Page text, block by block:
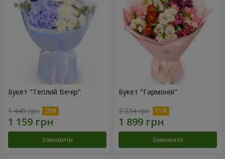
Букет "Теплий Вечір"
1 449 грн
Замовити
Букет "Гармонія"
2 234 грн
Замовити